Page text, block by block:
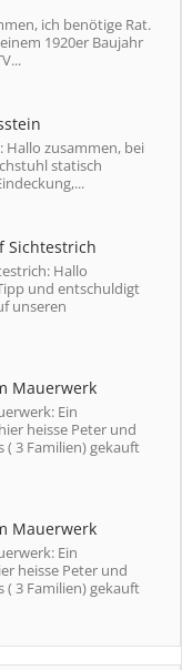
ich benötige Rat.
1920er Baujahr
Hallo zusammen, bei
statisch
Sichtestrich
Hallo
und entschuldigt
unseren
Mauerwerk
Ein
heisse Peter und
( 3 Familien) gekauft
Mauerwerk
Ein
heisse Peter und
( 3 Familien) gekauft